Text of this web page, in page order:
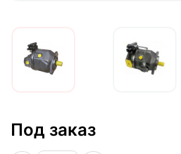
Под заказ